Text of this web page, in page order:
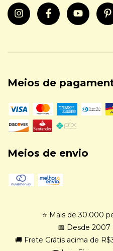
Meios de
Meios de envio
⭐ Mais de 30.000
📅 Desde
🚚 Frete Grátis acima de